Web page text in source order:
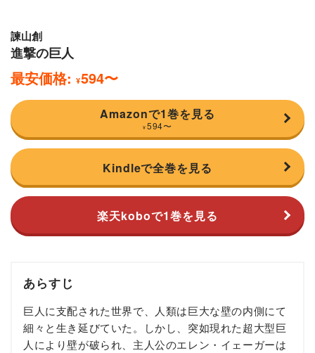
諫山創
進撃の巨人
最安価格: ¥594〜
Amazonで1巻を見る
¥ 594〜
Kindleで全巻を見る
楽天koboで1巻を見る
あらすじ
巨人に支配された世界で、人類は巨大な壁の内側にて
細々と生き延びていた。しかし、突如現れた超大型巨
人により壁が破られ、主人公のエレン・イェーガーは